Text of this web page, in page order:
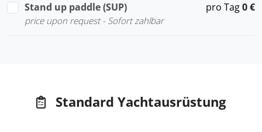
Stand up paddle (SUP)
price upon request - Sofort zahlbar
pro Tag0 €
Standard Yachtausrüstung